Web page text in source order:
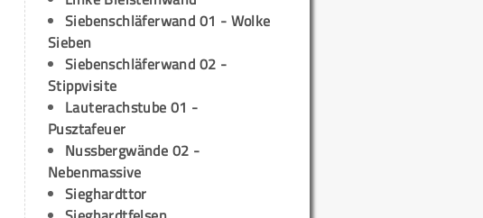
Siebenschläferwand 01 - Wolke
Sieben
Siebenschläferwand 02 -
Stippvisite
Lauterachstube 01 -
Pusztafeuer
Nussbergwände 02 -
Nebenmassive
Sieghardttor